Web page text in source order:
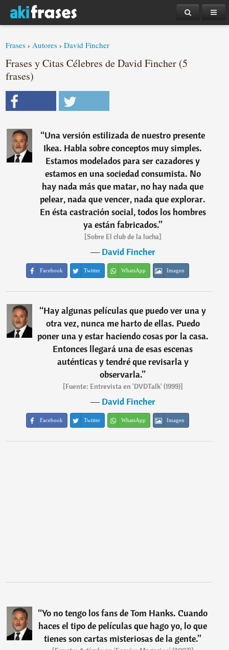
Frases ›Autores ›David Fincher
Frases y Citas Célebres de David Fincher (5
frases)
“Una versión estilizada de nuestro presente
Ikea. Habla sobre conceptos muy simples.
Estamos modelados para ser cazadores y
estamos en una sociedad consumista. No
hay nada más que matar, no hay nada que
pelear, nada que vencer, nada que explorar.
En ésta castración social, todos los hombres
ya están fabricados.”
[Sobre El club de la lucha]
―David Fincher
Facebook Twitter WhatsApp Imagen
“Hay algunas películas que puedo ver una y
otra vez, nunca me harto de ellas. Puedo
poner una y estar haciendo cosas por la casa.
Entonces llegará una de esas escenas
auténticas y tendré que revisarla y
observarla.”
[Fuente: Entrevista en 'DVDTalk' (1999)]
―David Fincher
Facebook Twitter WhatsApp Imagen
“Yo no tengo los fans de Tom Hanks. Cuando
haces el tipo de películas que hago yo, lo que
tienes son cartas misteriosas de la gente.”